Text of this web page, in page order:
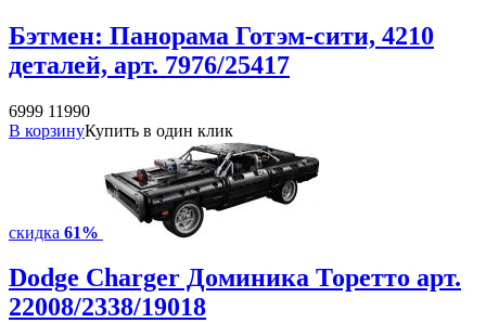
Бэтмен: Панорама Готэм-сити, 4210
деталей, арт. 7976/25417
6999 11990
В корзинуКупить в один клик
скидка 61%
Dodge Charger Доминика Торетто арт.
22008/2338/19018